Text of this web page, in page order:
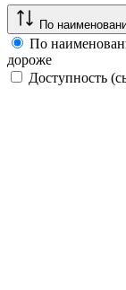
По
По
дороже
Доступность